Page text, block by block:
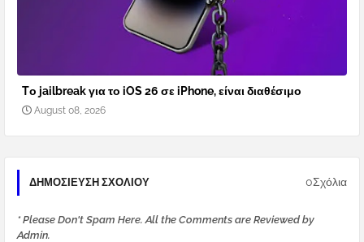
Tο jailbreak για το iOS 26 σε iPhone, είναι διαθέσιμο
August 08, 2026
ΔΗΜΟΣΊΕΥΣΗ ΣΧΟΛΊΟΥ 0Σχόλια
* Please Don't Spam Here. All the Comments are Reviewed by
Admin.